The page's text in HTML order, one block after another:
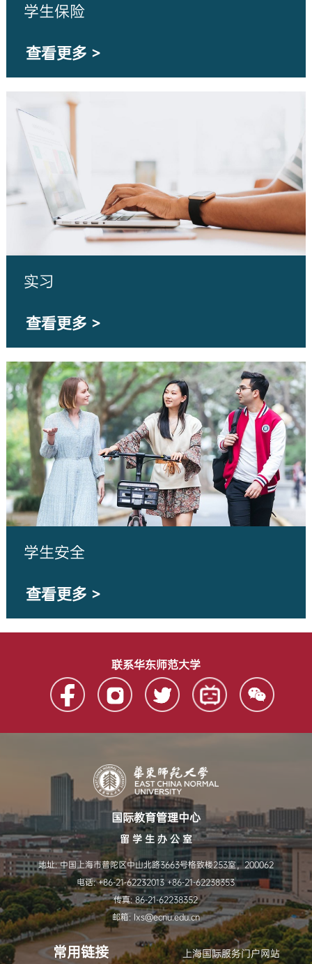
学生保险
查看更多 >
实习
查看更多 >
学生安全
查看更多 >
联系华东师范大学
国际教育管理中心
留 学 生 办 公 室
地址: 中国上海市普陀区中山北路3663号格致楼253室，200062
电话: +86-21-62232013 +86-21-62238353
传真: 86-21-62238352
邮箱: lxs@ecnu.edu.cn
常用链接 上海国际服务门户网站